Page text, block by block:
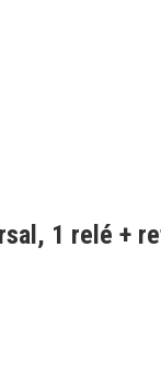
1 relé +